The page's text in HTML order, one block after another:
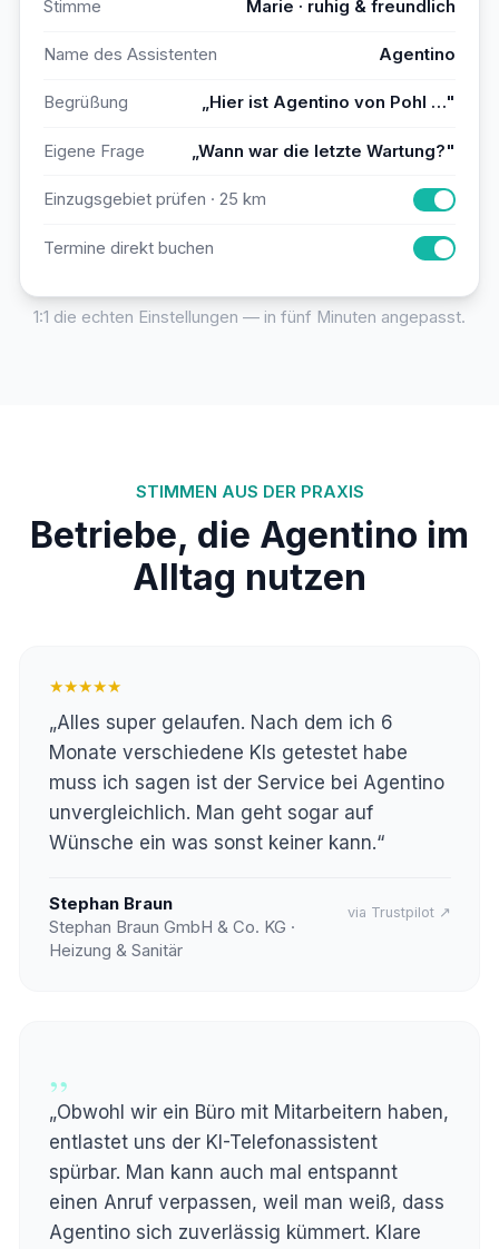
Stimme Marie · ruhig & freundlich
Name des Assistenten Agentino
Begrüßung „Hier ist Agentino von Pohl …"
Eigene Frage „Wann war die letzte Wartung?"
Einzugsgebiet prüfen · 25 km
Termine direkt buchen
1:1 die echten Einstellungen — in fünf Minuten angepasst.
STIMMEN AUS DER PRAXIS
Betriebe, die Agentino im
Alltag nutzen
★★★★★
„Alles super gelaufen. Nach dem ich 6
Monate verschiedene KIs getestet habe
muss ich sagen ist der Service bei Agentino
unvergleichlich. Man geht sogar auf
Wünsche ein was sonst keiner kann.“
Stephan Braun
Stephan Braun GmbH & Co. KG ·
Heizung & Sanitär
via Trustpilot ↗
„
„Obwohl wir ein Büro mit Mitarbeitern haben,
entlastet uns der KI-Telefonassistent
spürbar. Man kann auch mal entspannt
einen Anruf verpassen, weil man weiß, dass
Agentino sich zuverlässig kümmert. Klare